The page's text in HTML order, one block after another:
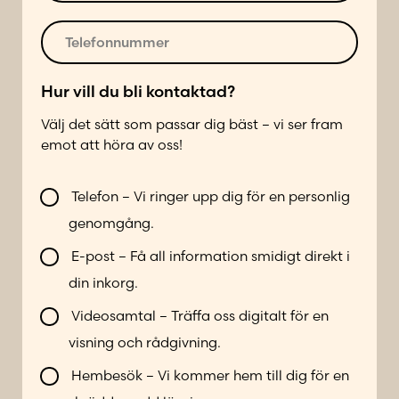
r
*
o
s
*
T
e
e
o
n
u
e
Hur vill du bli kontaktad?
Välj det sätt som passar dig bäst – vi ser fram
emot att höra av oss!
V
i
l
b
i
n
Telefon – Vi ringer upp dig för en personlig
genomgång.
E-post – Få all information smidigt direkt i
din inkorg.
Videosamtal – Träffa oss digitalt för en
visning och rådgivning.
Hembesök – Vi kommer hem till dig för en